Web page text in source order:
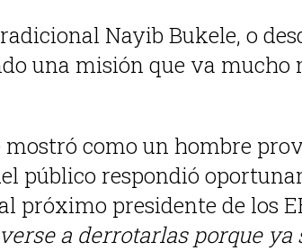
Nayib Bukele, o
una misión que va
mostró como un hombre
público respondió
próximo presidente de los
a derrotarlas porque ya